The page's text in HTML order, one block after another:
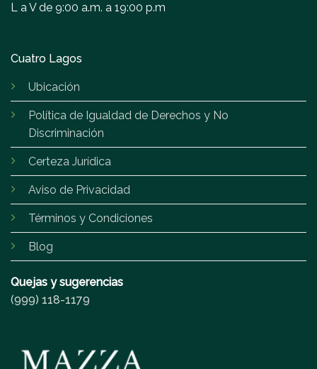
L a V de 9:00 a.m. a 19:00 p.m
Cuatro Lagos
Ubicación
Política de Igualdad de Derechos y No
Discriminación
Certeza Jurídica
Aviso de Privacidad
Términos y Condiciones
Blog
Quejas y sugerencias
(999) 118-1179